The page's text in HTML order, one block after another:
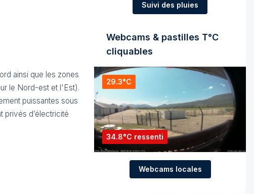
ainsi que les zones
le Nord-est et l'Est).
puissantes sous
privés d’électricité
Suivi des pluies
Webcams & pastilles T°C
cliquables
29.3°C
34.8°C ressenti
Webcams locales